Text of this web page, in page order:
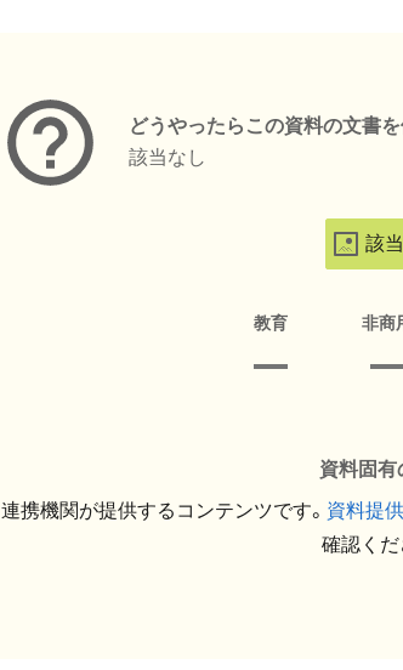
どうやったらこの資料の文書を
該当なし
該
教育 非商
資料固有
連携機関が提供するコンテンツです。 資料提
確認くだ